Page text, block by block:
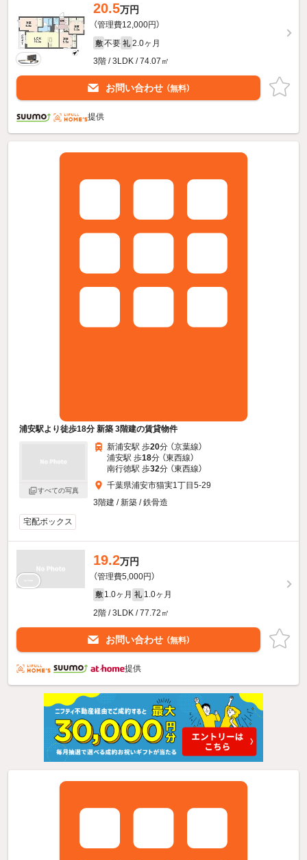
20.5万円
（管理費12,000円）
敷 不要 礼 2.0ヶ月
3階 / 3LDK / 74.07㎡
お問い合わせ （無料）
提供
浦安駅より徒歩18分 新築 3階建の賃貸物件
すべての写真
新浦安駅 歩20分 （京葉線）
浦安駅 歩18分 （東西線）
南行徳駅 歩32分 （東西線）
千葉県浦安市猫実1丁目5-29
3階建 / 新築 / 鉄骨造
宅配ボックス
19.2万円
（管理費5,000円）
敷 1.0ヶ月 礼 1.0ヶ月
2階 / 3LDK / 77.72㎡
お問い合わせ （無料）
提供